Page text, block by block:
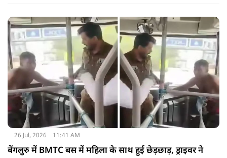
26 Jul, 2026 11:41 AM
बेंगलुरु में BMTC बस में महिला के साथ हुई छेड़छाड़, ड्राइवर ने